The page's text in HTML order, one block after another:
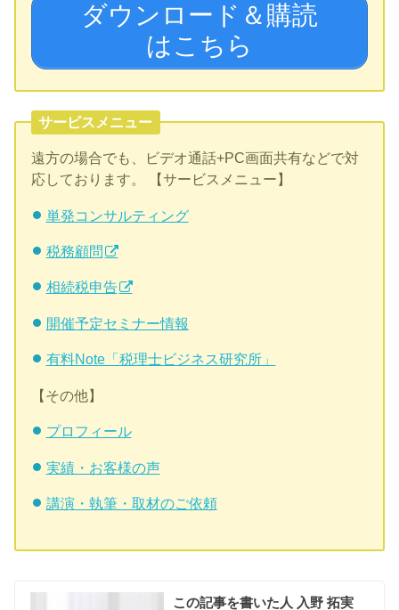
ダウンロード＆購読
はこちら
サービスメニュー
遠方の場合でも、ビデオ通話+PC画面共有などで対
応しております。 【サービスメニュー】
単発コンサルティング
税務顧問
相続税申告
開催予定セミナー情報
有料Note「税理士ビジネス研究所」
【その他】
プロフィール
実績・お客様の声
講演・執筆・取材のご依頼
この記事を書いた人 入野 拓実